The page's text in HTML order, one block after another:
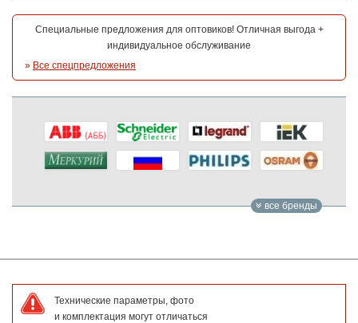
Специальные предложения для оптовиков! Отличная выгода +
индивидуальное обслуживание
» Все спецпредложения
все бренды
Технические параметры, фото
и комплектация могут отличаться